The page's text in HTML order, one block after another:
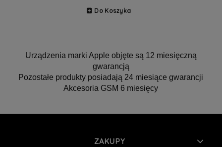
Do Koszyka
Urządzenia marki Apple objęte są 12 miesięczną
gwarancją
Pozostałe produkty posiadają 24 miesiące gwarancji
Akcesoria GSM 6 miesięcy
ZAKUPY